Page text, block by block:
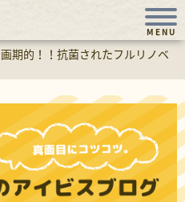
MENU
画期的！！抗菌されたフルリノベ